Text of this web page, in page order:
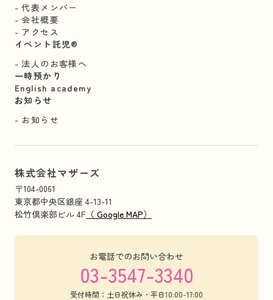
代表メンバー
会社概要
アクセス
イベント託児®︎
法人のお客様へ
一時預かり
English academy
お知らせ
お知らせ
株式会社マザーズ
〒104-0061
東京都中央区銀座 4-13-11
松竹倶楽部ビル 4F （ Google MAP）
お電話でのお問い合わせ
03-3547-3340
受付時間：土日祝休み・平日10:00-17:00